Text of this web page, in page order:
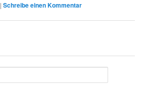
|Schreibe einen Kommentar